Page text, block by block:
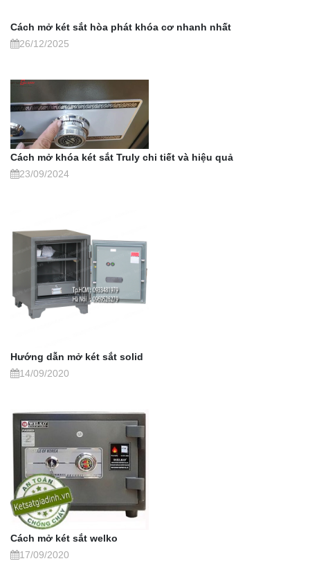
Cách mở két sắt hòa phát khóa cơ nhanh nhất
26/12/2025
Cách mở khóa két sắt Truly chi tiết và hiệu quả
23/09/2024
Hướng dẫn mở két sắt solid
14/09/2020
Cách mở két sắt welko
17/09/2020